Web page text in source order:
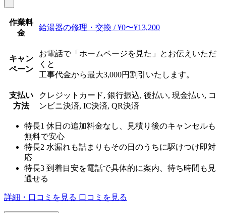
作業料
金
給湯器の修理・交換 / ¥0〜¥13,200
キャン
ペーン
お電話で「ホームページを見た」とお伝えいただ
くと
工事代金から最大3,000円割引いたします。
支払い
方法
クレジットカード, 銀行振込, 後払い, 現金払い, コ
ンビニ決済, IC決済, QR決済
特長1 休日の追加料金なし、見積り後のキャンセルも
無料で安心
特長2 水漏れも詰まりもその日のうちに駆けつけ即対
応
特長3 到着目安を電話で具体的に案内、待ち時間も見
通せる
詳細・口コミを見る 口コミを見る